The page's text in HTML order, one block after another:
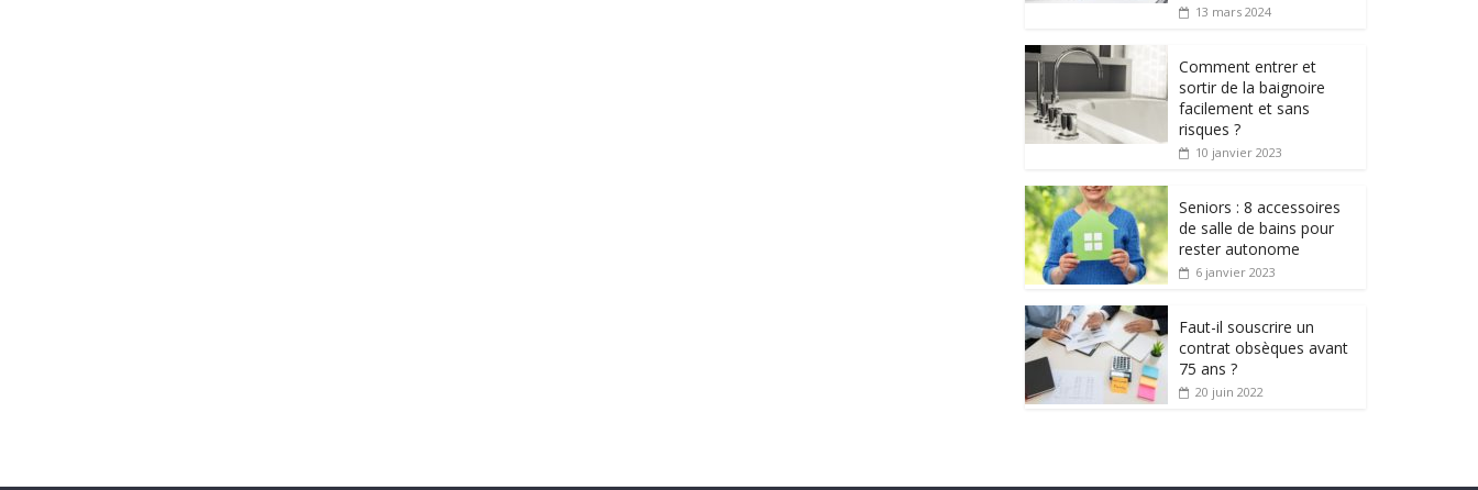
13 mars 2024
Comment entrer et
sortir de la baignoire
facilement et sans
risques ?
10 janvier 2023
Seniors : 8 accessoires
de salle de bains pour
rester autonome
6 janvier 2023
Faut-il souscrire un
contrat obsèques avant
75 ans ?
20 juin 2022